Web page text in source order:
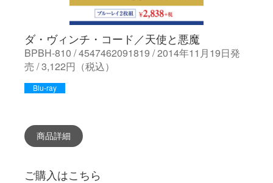
ダ・ヴィンチ・コード／天使と悪魔
BPBH-810 / 4547462091819 / 2014年11月19日発
売 / 3,122円（税込）
Blu-ray
商品詳細
ご購入はこちら